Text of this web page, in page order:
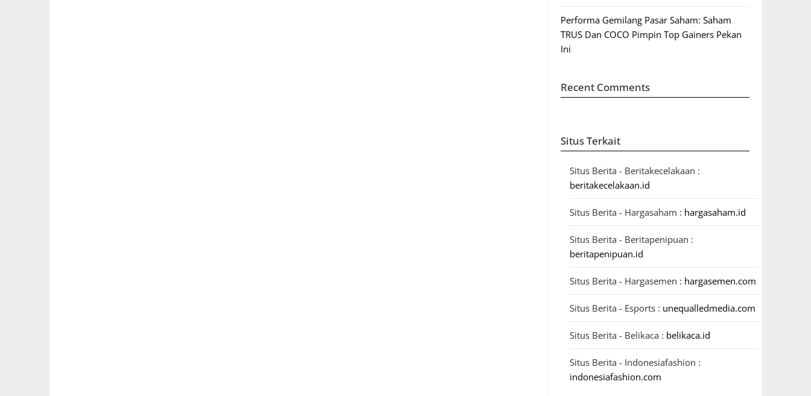
Performa Gemilang Pasar Saham: Saham
TRUS Dan COCO Pimpin Top Gainers Pekan
Ini
Recent Comments
Situs Terkait
Situs Berita - Beritakecelakaan :
beritakecelakaan.id
Situs Berita - Hargasaham : hargasaham.id
Situs Berita - Beritapenipuan :
beritapenipuan.id
Situs Berita - Hargasemen : hargasemen.com
Situs Berita - Esports : unequalledmedia.com
Situs Berita - Belikaca : belikaca.id
Situs Berita - Indonesiafashion :
indonesiafashion.com